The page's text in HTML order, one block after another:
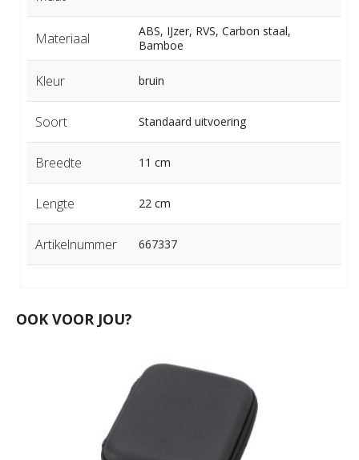
Materiaal
ABS, IJzer, RVS, Carbon staal,
Bamboe
Kleur bruin
Soort Standaard uitvoering
Breedte 11 cm
Lengte 22 cm
Artikelnummer 667337
OOK VOOR JOU?